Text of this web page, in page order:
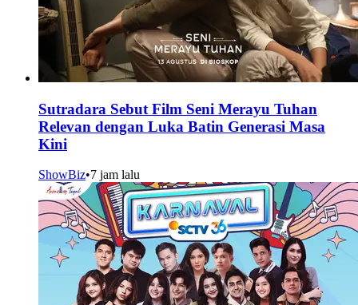
Sutradara Sebut Film Seni Merayu Tuhan
Relevan dengan Luka Batin Generasi Masa
Kini
ShowBiz•7 jam lalu